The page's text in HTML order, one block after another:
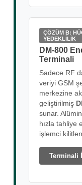
ÇÖZÜM B:
YEDEKLİLİK
DM-800
Terminali
Sadece RF
veriyi GSM
merkezine
geliştirilmiş
sunar.
hızla tahliye
işlemci
Terminali